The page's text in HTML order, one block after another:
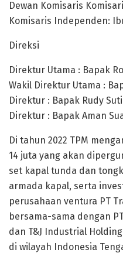
Dewan Komisaris
Komisaris Independen:
Direksi
Direktur Utama : Bapak
Wakil Direktur Utama :
Direktur : Bapak Rudy
Direktur : Bapak Aman
Di tahun 2022 TPM
14 juta yang akan
set kapal tunda dan
armada kapal, serta
perusahaan ventura PT
bersama-sama dengan
dan T&J Industrial
di wilayah Indonesia